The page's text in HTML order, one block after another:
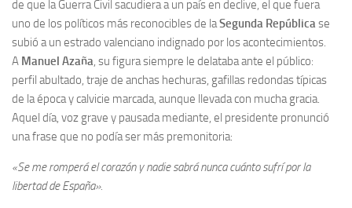
Archivo histórico
Archivo Documental
Biografía
Cronología fundamental de Manuel Azaña
Artículos sobre Manuel Azaña
Ochenta años sin Manuel Azaña
Bibliografías
de que la Guerra Civil sacudiera a un país en declive, el que fuera
uno de los políticos más reconocibles de laSegunda Repúblicase
subió a un estrado valenciano indignado por los acontecimientos.
A Manuel Azaña, su figura siempre le delataba ante el público:
perfil abultado, traje de anchas hechuras, gafillas redondas típicas
de la época y calvicie marcada, aunque llevada con mucha gracia.
Aquel día, voz grave y pausada mediante, el presidente pronunció
una frase que no podía ser más premonitoria:
«Se me romperá el corazón y nadie sabrá nunca cuánto sufrí por la
libertad de España».